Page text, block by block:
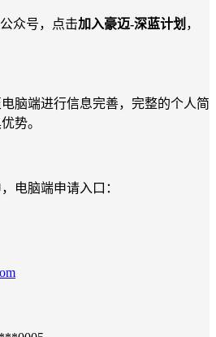
众号，点击加入豪迈-深蓝计划 ，
脑端进行信息完善，完整的个人简
势。
电脑端申请入口：